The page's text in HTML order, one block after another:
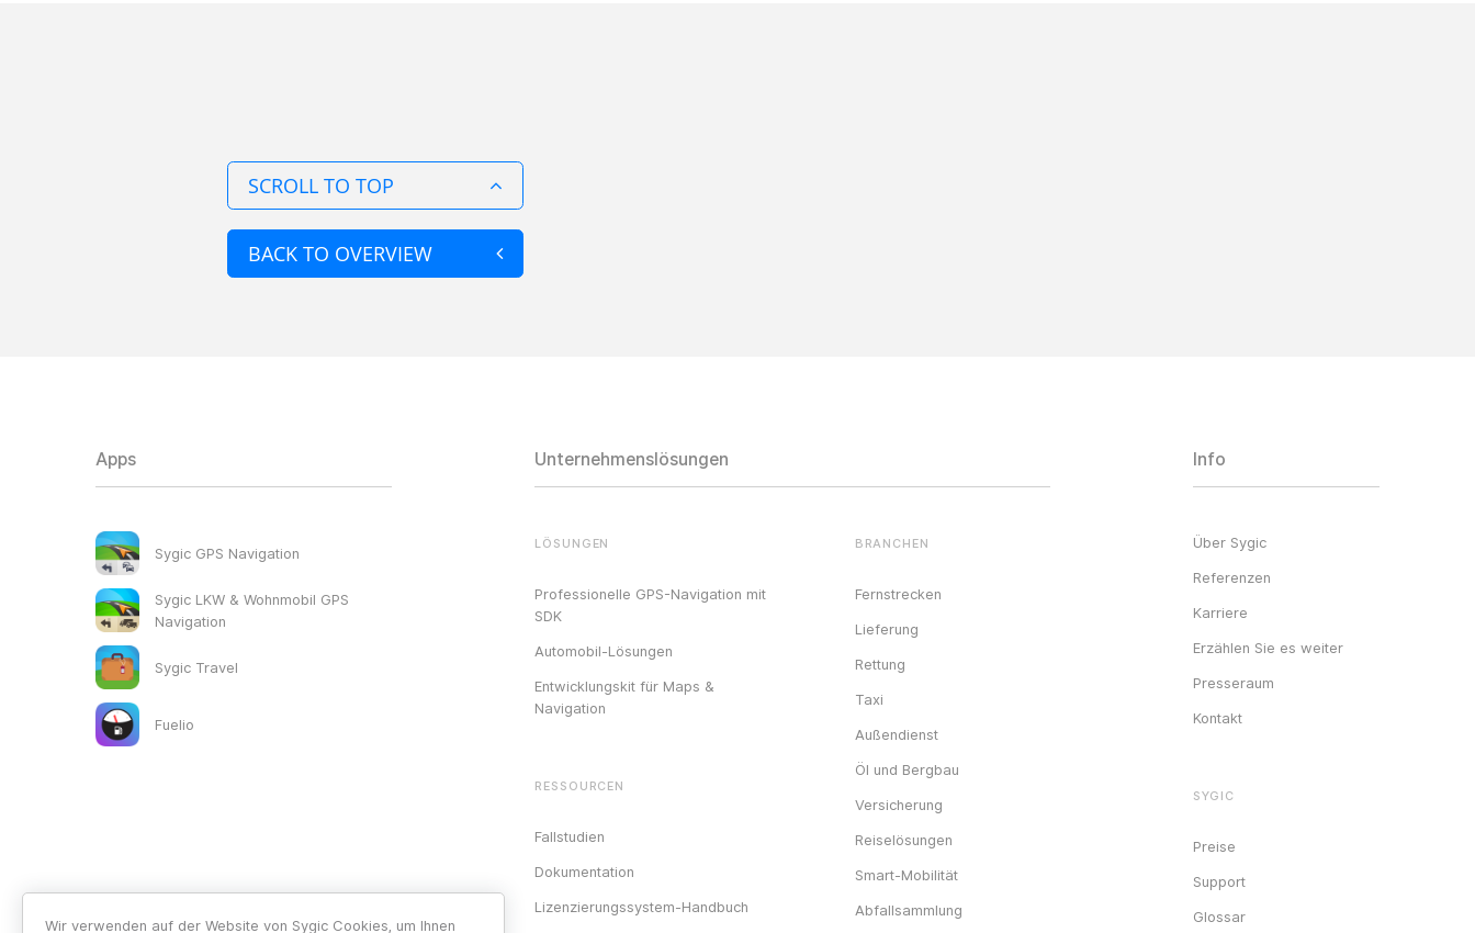
SCROLL TO TOP
BACK TO OVERVIEW
Apps
Sygic GPS Navigation
Sygic LKW & Wohnmobil GPS
Navigation
Sygic Travel
Fuelio
Unternehmenslösungen
LÖSUNGEN
Professionelle GPS-Navigation mit
SDK
Automobil-Lösungen
Entwicklungskit für Maps &
Navigation
RESSOURCEN
Fallstudien
Dokumentation
Lizenzierungssystem-Handbuch
BRANCHEN
Fernstrecken
Lieferung
Rettung
Taxi
Außendienst
Öl und Bergbau
Versicherung
Reiselösungen
Smart-Mobilität
Abfallsammlung
Info
Über Sygic
Referenzen
Karriere
Erzählen Sie es weiter
Presseraum
Kontakt
SYGIC
Preise
Support
Glossar
Wir verwenden auf der Website von Sygic Cookies, um Ihnen